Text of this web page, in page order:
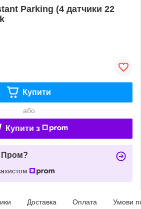
Parking (4 датчики 22
Купити
або
Купити з
Пром?
Доставка Оплата Умови